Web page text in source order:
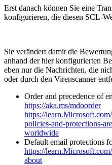
Erst danach können Sie eine
konfigurieren, die diesen SCL-
Sie verändert damit die
anhand der hier konfigurierten
eben nur die Nachrichten, die
oder durch den Virenscanner
Order and precedence of
https://aka.ms/mdoorder
https://
policies-and-protections-
worldwide
Default email protections
https://
about